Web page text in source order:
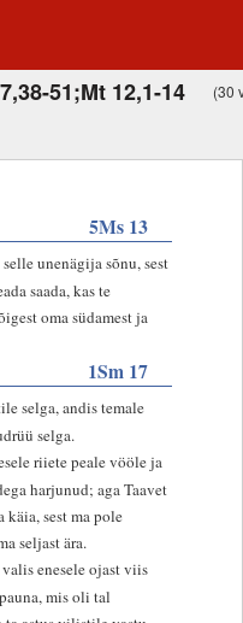
51;Mt 12,1-14 (30
5Ms 13
unenägija sõnu, sest
saada, kas te
oma südamest ja
1Sm 17
selga, andis temale
selga.
riiete peale vööle ja
harjunud; aga Taavet
käia, sest ma pole
seljast ära.
enesele ojast viis
mis oli tal